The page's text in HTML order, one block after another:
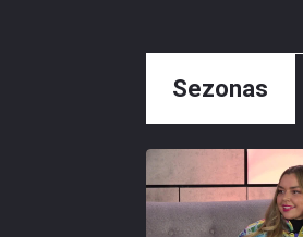
Sezonas